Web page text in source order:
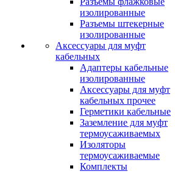
изолированные
Разъемы штекерные
изолированные
Аксессуары для муфт
кабельных
Адаптеры кабельные
изолированные
Аксессуары для муфт
кабельных прочее
Герметики кабельные
Заземление для муфт
термоусаживаемых
Изоляторы
термоусаживаемые
Комплекты